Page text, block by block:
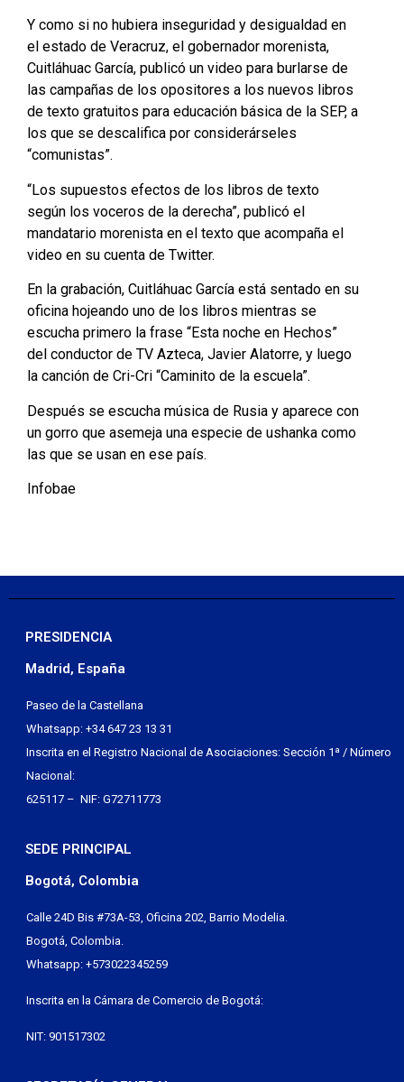
Y como si no hubiera inseguridad y desigualdad en
el estado de Veracruz, el gobernador morenista,
Cuitláhuac García, publicó un video para burlarse de
las campañas de los opositores a los nuevos libros
de texto gratuitos para educación básica de la SEP, a
los que se descalifica por considerárseles
“comunistas”.
“Los supuestos efectos de los libros de texto
según los voceros de la derecha”, publicó el
mandatario morenista en el texto que acompaña el
video en su cuenta de Twitter.
En la grabación, Cuitláhuac García está sentado en su
oficina hojeando uno de los libros mientras se
escucha primero la frase “Esta noche en Hechos”
del conductor de TV Azteca, Javier Alatorre, y luego
la canción de Cri-Cri “Caminito de la escuela”.
Después se escucha música de Rusia y aparece con
un gorro que asemeja una especie de ushanka como
las que se usan en ese país.
Infobae
PRESIDENCIA
Madrid, España
Paseo de la Castellana
Whatsapp: +34 647 23 13 31
Inscrita en el Registro Nacional de Asociaciones: Sección 1ª / Número
Nacional:
625117 – NIF: G72711773
SEDE PRINCIPAL
Bogotá, Colombia
Calle 24D Bis #73A-53, Oficina 202, Barrio Modelia.
Bogotá, Colombia.
Whatsapp: +573022345259
Inscrita en la Cámara de Comercio de Bogotá:
NIT: 901517302